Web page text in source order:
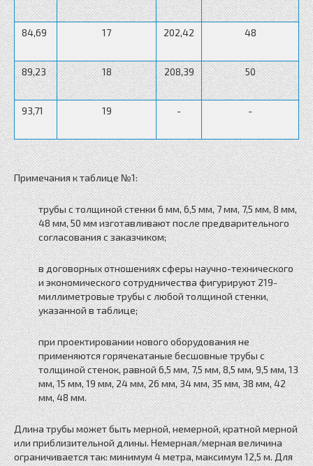
84,69 17 202,42 48
89,23 18 208,39 50
93,71 19 - -
Примечания к таблице №1:
трубы с толщиной стенки 6 мм, 6,5 мм, 7 мм, 7,5 мм, 8 мм,
48 мм, 50 мм изготавливают после предварительного
согласования с заказчиком;
в договорных отношениях сферы научно-технического
и экономического сотрудничества фигурируют 219-
миллиметровые трубы с любой толщиной стенки,
указанной в таблице;
при проектировании нового оборудования не
применяются горячекатаные бесшовные трубы с
толщиной стенок, равной 6,5 мм, 7,5 мм, 8,5 мм, 9,5 мм, 13
мм, 15 мм, 19 мм, 24 мм, 26 мм, 34 мм, 35 мм, 38 мм, 42
мм, 48 мм.
Длина трубы может быть мерной, немерной, кратной мерной
или приблизительной длины. Немерная/мерная величина
ограничивается так: минимум 4 метра, максимум 12,5 м. Для